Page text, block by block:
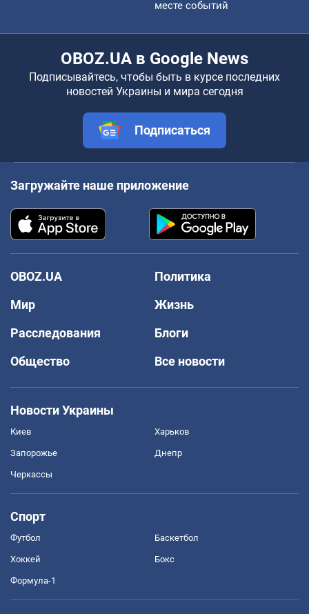
месте событий
OBOZ.UA в Google News
Подписывайтесь, чтобы быть в курсе последних
новостей Украины и мира сегодня
Подписаться
Загружайте наше приложение
OBOZ.UA
Политика
Мир
Жизнь
Расследования
Блоги
Общество
Все новости
Новости Украины
Киев Харьков
Запорожье Днепр
Черкассы
Спорт
Футбол Баскетбол
Хоккей Бокс
Формула-1